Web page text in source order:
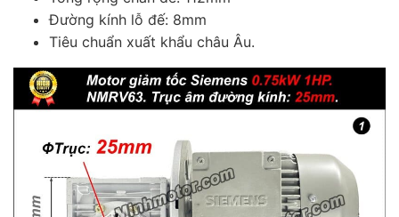
Đường kính lỗ đế: 8mm
Tiêu chuẩn xuất khẩu châu Âu.